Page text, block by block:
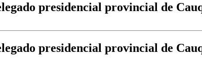
presidencial provincial de
presidencial provincial de